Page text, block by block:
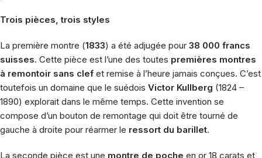
Trois pièces, trois styles
La première montre (1833) a été adjugée pour 38 000 francs
suisses. Cette pièce est l’une des toutes premières montres
à remontoir sans clef et remise à l’heure jamais conçues. C’est
toutefois un domaine que le suédois Victor Kullberg (1824 –
1890) explorait dans le même temps. Cette invention se
compose d’un bouton de remontage qui doit être tourné de
gauche à droite pour réarmer le ressort du barillet.
La seconde pièce est une montre de poche en or 18 carats et